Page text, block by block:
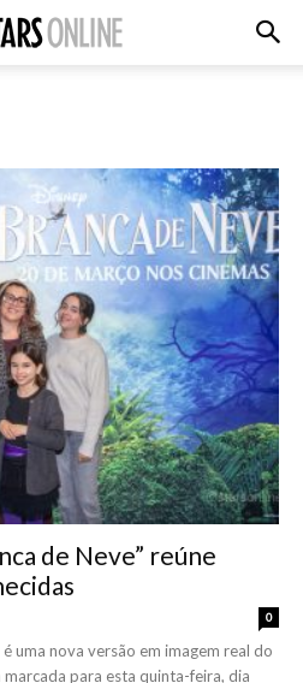
de Neve” reúne
0
uma nova versão em imagem real do
para esta quinta-feira, dia